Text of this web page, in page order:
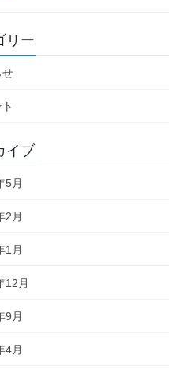
リー
せ
イブ
5月
2月
1月
12月
9月
4月